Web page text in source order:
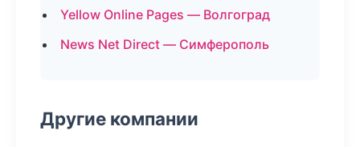
Yellow Online Pages — Волгоград
News Net Direct — Симферополь
Другие компании